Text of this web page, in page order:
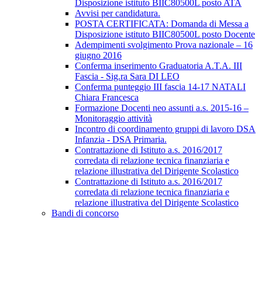
Disposizione istituto BIIC80500L posto ATA
Avvisi per candidatura.
POSTA CERTIFICATA: Domanda di Messa a
Disposizione istituto BIIC80500L posto Docente
Adempimenti svolgimento Prova nazionale – 16
giugno 2016
Conferma inserimento Graduatoria A.T.A. III
Fascia - Sig.ra Sara DI LEO
Conferma punteggio III fascia 14-17 NATALI
Chiara Francesca
Formazione Docenti neo assunti a.s. 2015-16 –
Monitoraggio attività
Incontro di coordinamento gruppi di lavoro DSA
Infanzia - DSA Primaria.
Contrattazione di Istituto a.s. 2016/2017
corredata di relazione tecnica finanziaria e
relazione illustrativa del Dirigente Scolastico
Contrattazione di Istituto a.s. 2016/2017
corredata di relazione tecnica finanziaria e
relazione illustrativa del Dirigente Scolastico
Bandi di concorso